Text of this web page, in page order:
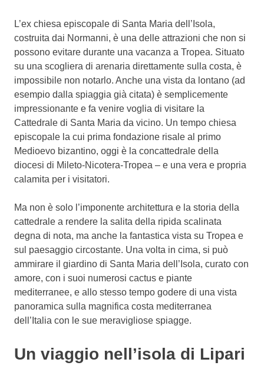
L’ex chiesa episcopale di Santa Maria dell’Isola,
costruita dai Normanni, è una delle attrazioni che non si
possono evitare durante una vacanza a Tropea. Situato
su una scogliera di arenaria direttamente sulla costa, è
impossibile non notarlo. Anche una vista da lontano (ad
esempio dalla spiaggia già citata) è semplicemente
impressionante e fa venire voglia di visitare la
Cattedrale di Santa Maria da vicino. Un tempo chiesa
episcopale la cui prima fondazione risale al primo
Medioevo bizantino, oggi è la concattedrale della
diocesi di Mileto-Nicotera-Tropea – e una vera e propria
calamita per i visitatori.
Ma non è solo l’imponente architettura e la storia della
cattedrale a rendere la salita della ripida scalinata
degna di nota, ma anche la fantastica vista su Tropea e
sul paesaggio circostante. Una volta in cima, si può
ammirare il giardino di Santa Maria dell’Isola, curato con
amore, con i suoi numerosi cactus e piante
mediterranee, e allo stesso tempo godere di una vista
panoramica sulla magnifica costa mediterranea
dell’Italia con le sue meravigliose spiagge.
Un viaggio nell’isola di Lipari